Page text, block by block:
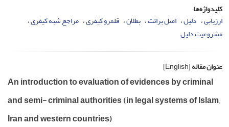
کلیدواژه‌ها
ارزیابی دلیل اصل برائت بطلان قلمرو کیفری مراجع شبه کیفری
مشروعیت دلیل
عنوان مقاله[English]
An introduction to evaluation of evidences by criminal
and semi- criminal authorities (in legal systems of Islam,
Iran and western countries)